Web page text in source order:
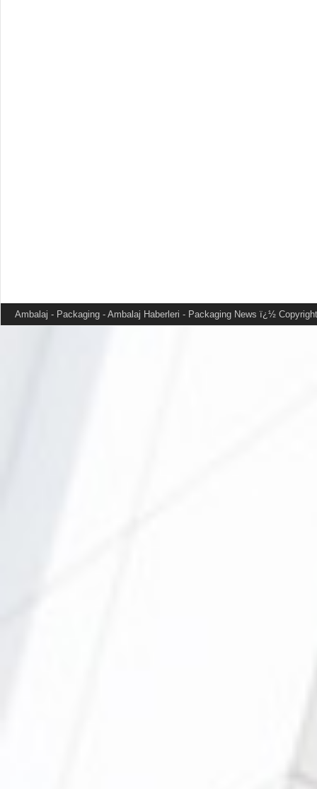
Ambalaj - Packaging - Ambalaj Haberleri - Packaging News ï¿½